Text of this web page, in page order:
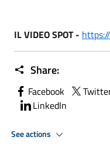
IL VIDEO SPOT -
Share:
Facebook
LinkedIn
See actions